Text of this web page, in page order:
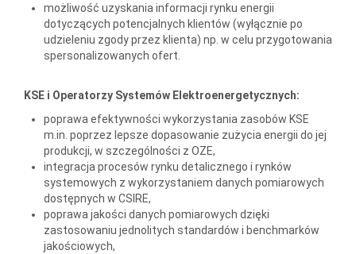
możliwość uzyskania informacji rynku energii
dotyczących potencjalnych klientów (wyłącznie po
udzieleniu zgody przez klienta) np. w celu przygotowania
spersonalizowanych ofert.
KSE i Operatorzy Systemów Elektroenergetycznych:
poprawa efektywności wykorzystania zasobów KSE
m.in. poprzez lepsze dopasowanie zużycia energii do jej
produkcji, w szczególności z OZE,
integracja procesów rynku detalicznego i rynków
systemowych z wykorzystaniem danych pomiarowych
dostępnych w CSIRE,
poprawa jakości danych pomiarowych dzięki
zastosowaniu jednolitych standardów i benchmarków
jakościowych,